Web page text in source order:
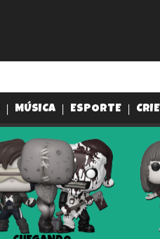
MÚSICA ESPORTE